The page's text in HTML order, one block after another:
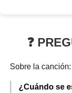
❓
Sobre la canción:
¿Cuándo se